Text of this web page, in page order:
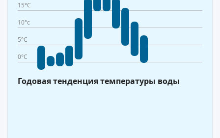
15°C
10°c
5°C
0°C
Годовая тенденция температуры воды